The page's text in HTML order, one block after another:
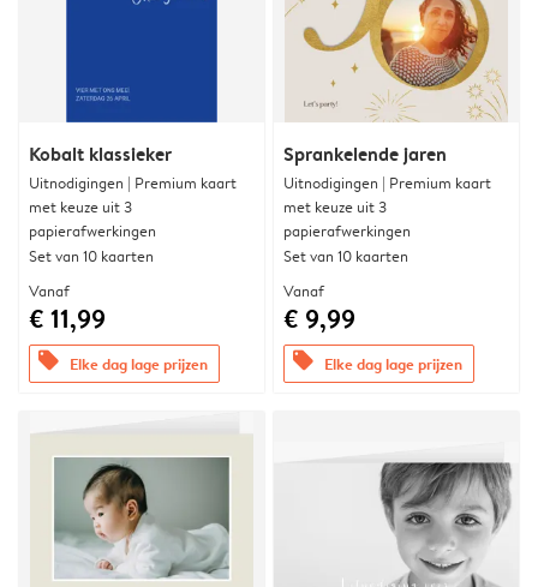
Kobalt klassieker
Uitnodigingen | Premium kaart
met keuze uit 3
papierafwerkingen
Set van 10 kaarten
Vanaf
€ 11,99
offers Elke dag lage prijzen
Sprankelende jaren
Uitnodigingen | Premium kaart
met keuze uit 3
papierafwerkingen
Set van 10 kaarten
Vanaf
€ 9,99
offers Elke dag lage prijzen